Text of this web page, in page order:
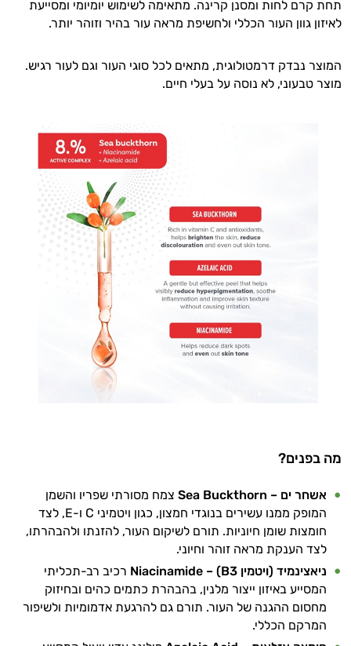
תחת קרם לחות ומסנן קרינה. מתאימה לשימוש יומיומי ומסייעת
לאיזון גוון העור הכללי ולחשיפת מראה עור בהיר וזוהר יותר.
המוצר נבדק דרמטולוגית, מתאים לכל סוגי העור וגם לעור רגיש.
מוצר טבעוני, לא נוסה על בעלי חיים.
מה בפנים?
אשחר ים – Sea Buckthorn
צמח מסורתי שפריו והשמן
המופק ממנו עשירים בנוגדי חמצון, כגון ויטמיני C ו-E, לצד
חומצות שומן חיוניות. תורם לשיקום העור, להזנתו ולהבהרתו,
לצד הענקת מראה זוהר וחיוני.
ניאצינמיד (ויטמין B3) – Niacinamide
רכיב רב-תכליתי
המסייע באיזון ייצור מלנין, בהבהרת כתמים כהים ובחיזוק
מחסום ההגנה של העור. תורם גם להרגעת אדמומיות ולשיפור
המרקם הכללי.